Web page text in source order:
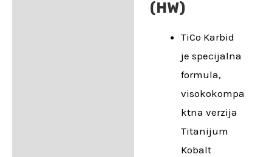
(HW)
TiCo Karbid
je specijalna
formula,
visokokompa
ktna verzija
Titanijum
Kobalt